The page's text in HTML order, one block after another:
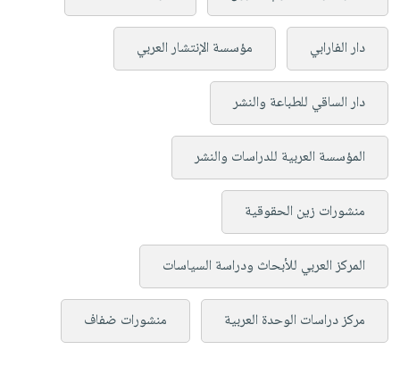
دار الفارابي مؤسسة الإنتشار العربي
دار الساقي للطباعة والنشر
المؤسسة العربية للدراسات والنشر
منشورات زين الحقوقية
المركز العربي للأبحاث ودراسة السياسات
مركز دراسات الوحدة العربية منشورات ضفاف